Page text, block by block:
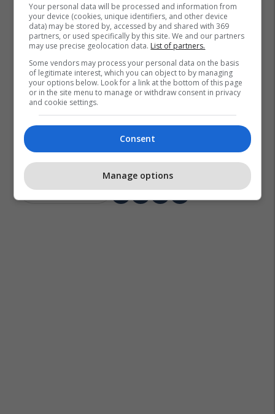
Superliga E Shqipërisë
Your personal data will be processed and information from
your device (cookies, unique identifiers, and other device
data) may be stored by, accessed by and shared with 369
partners, or used specifically by this site. We and our partners
may use precise geolocation data. List of partners.
Some vendors may process your personal data on the basis
of legitimate interest, which you can object to by managing
your options below. Look for a link at the bottom of this page
or in the site menu to manage or withdraw consent in privacy
and cookie settings.
Consent
Manage options